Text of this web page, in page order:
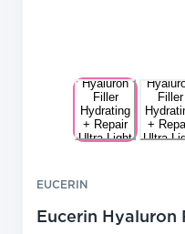
EUCERIN
Eucerin